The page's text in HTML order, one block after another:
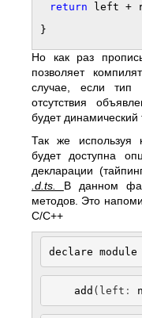
return left +
}
Но как раз
позволяет
случае, если тип
отсутствия
будет динамический
Так же используя
будет доступна
декларации
.d.ts. В данном
методов. Это
С/С++
declare module
add (left :